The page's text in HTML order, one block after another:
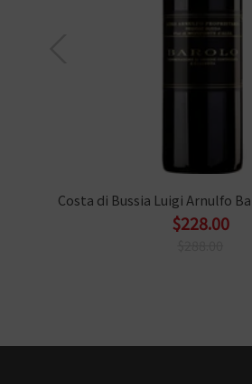
Costa di Bussia Luigi Arnulfo
$228.00